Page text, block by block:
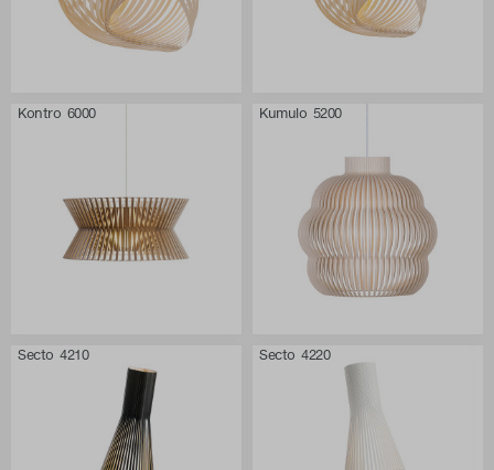
Kontro 6000 Kumulo 5200
Secto 4210 Secto 4220